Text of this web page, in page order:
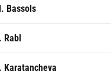
Bassols
Rabl
Karatancheva